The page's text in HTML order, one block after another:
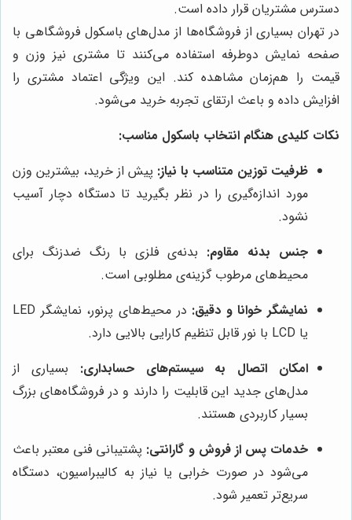
دسترس مشتریان قرار داده است.
در تهران بسیاری از فروشگاه‌ها از مدل‌های باسکول فروشگاهی با
صفحه نمایش دوطرفه استفاده می‌کنند تا مشتری نیز وزن و
قیمت را هم‌زمان مشاهده کند. این ویژگی اعتماد مشتری را
افزایش داده و باعث ارتقای تجربه خرید می‌شود.
نکات کلیدی هنگام انتخاب باسکول مناسب:
ظرفیت توزین متناسب با نیاز: پیش از خرید، بیشترین وزن
مورد اندازه‌گیری را در نظر بگیرید تا دستگاه دچار آسیب
نشود.
جنس بدنه مقاوم: بدنه‌ی فلزی با رنگ ضدزنگ برای
محیط‌های مرطوب گزینه‌ی مطلوبی است.
نمایشگر خوانا و دقیق:
در محیط‌های پرنور، نمایشگر LED
یا LCD با نور قابل تنظیم کارایی بالایی دارد.
امکان اتصال به سیستم‌های حسابداری: بسیاری از
مدل‌های جدید این قابلیت را دارند و در فروشگاه‌های بزرگ
بسیار کاربردی هستند.
خدمات پس از فروش و گارانتی: پشتیبانی فنی معتبر باعث
می‌شود در صورت خرابی یا نیاز به کالیبراسیون، دستگاه
سریع‌تر تعمیر شود.